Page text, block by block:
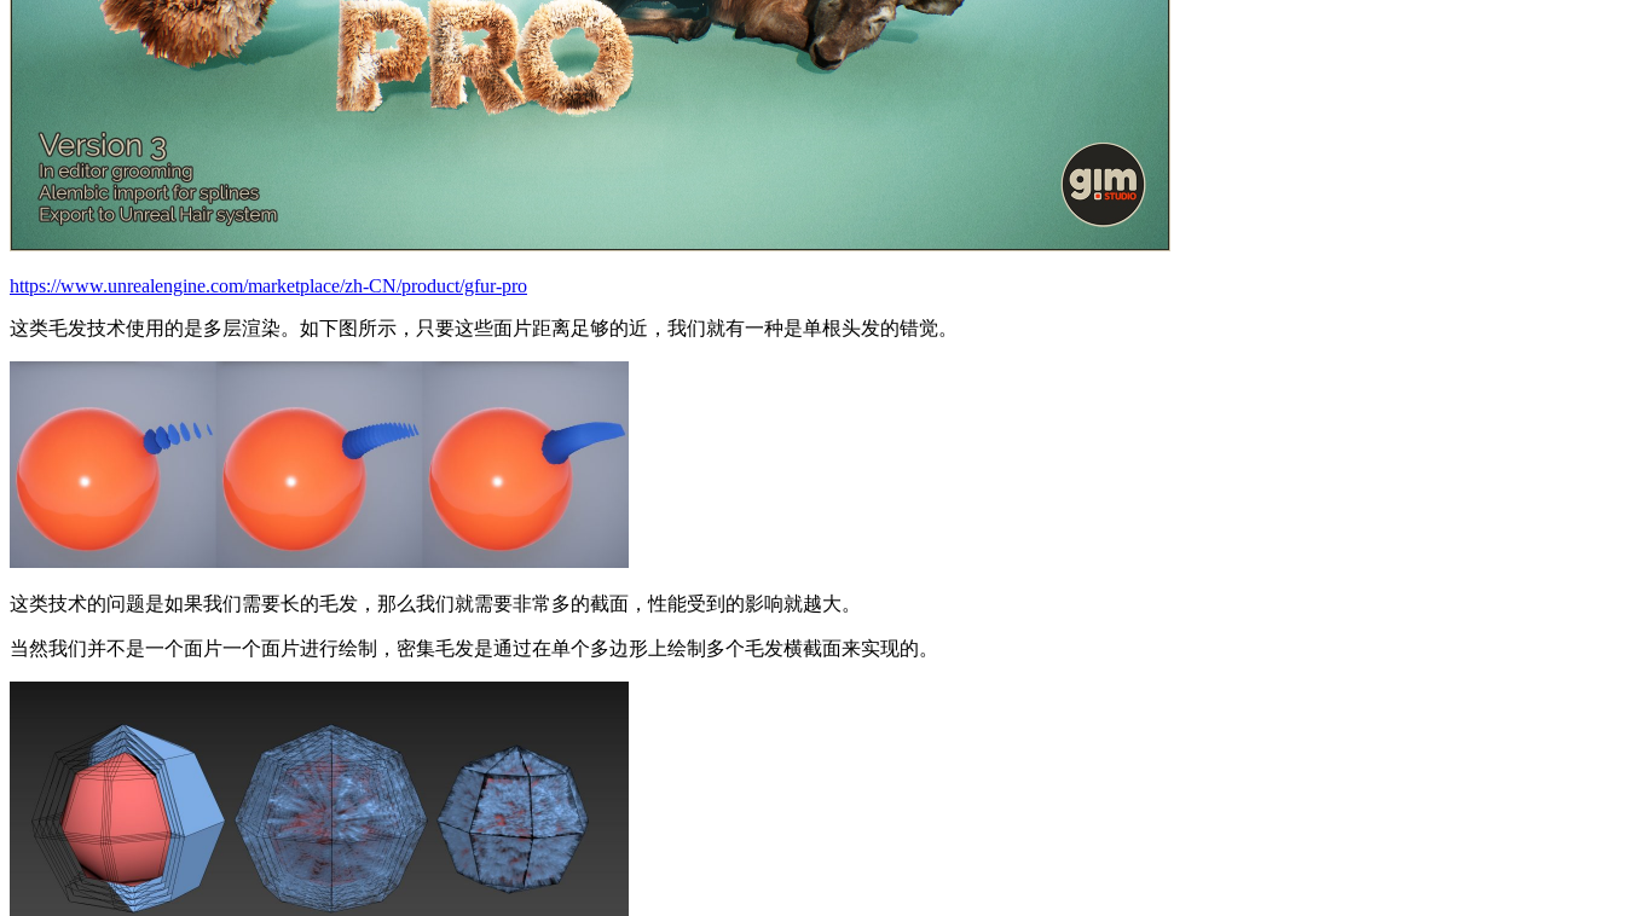
https://www.unrealengine.com/marketplace/zh-CN/product/gfur-pro
这类毛发技术使用的是多层渲染。如下图所示，只要这些面片距离足够的近，我们就有一种是单根头发的错觉。
这类技术的问题是如果我们需要长的毛发，那么我们就需要非常多的截面，性能受到的影响就越大。
当然我们并不是一个面片一个面片进行绘制，密集毛发是通过在单个多边形上绘制多个毛发横截面来实现的。